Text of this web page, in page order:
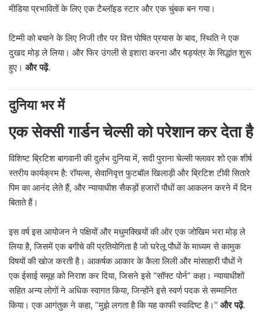
मीडिया प्रभावितों के लिए एक टैब्लॉइड स्टार और एक चुंबक बन गया।
टिम्मी को बचाने के लिए निजी तौर पर वित्त पोषित प्रयास के बाद, स्थिति ने एक
दुखद मोड़ ले लिया। और फिर उंगली से इशारा करना और षड्यंत्र के सिद्धांत शुरू
हुए। और पढ़ें.
दुनिया भर में
एक सेक्सी गार्डन चेल्सी को परेशान कर देता है
विशिष्ट ब्रिटिश बागवानी की दुर्लभ दुनिया में, सदी पुराना चेल्सी फ्लावर शो एक शीर्ष
स्तरीय कार्यक्रम है: रॉयल्स, सेवानिवृत्त फुटबॉल खिलाड़ी और ब्रिटिश टीवी सितारे
पिम का आनंद लेते हैं, और न्यायाधीश सैकड़ों हजारों पौधों का आकलन करने में दिन
बिताते हैं।
इस वर्ष इस आयोजन ने पक्षियों और मधुमक्खियों की ओर एक जोखिम भरा मोड़ ले
लिया है, जिसमें एक बगीचे की प्रतियोगिता है जो घरेलू पौधों के माध्यम से कामुक
विषयों की खोज करती है। आकर्षक आकार के कैला लिली और मांसाहारी पौधों ने
एक ईसाई समूह को निराश कर दिया, जिसने इसे “सॉफ्ट पोर्न” कहा। न्यायाधीशों
सहित अन्य लोगों ने अधिक स्वागत किया, जिन्होंने इसे स्वर्ण पदक से सम्मानित
किया। एक आगंतुक ने कहा, “मुझे लगता है कि यह काफी स्वादिष्ट है।” और पढ़ें.